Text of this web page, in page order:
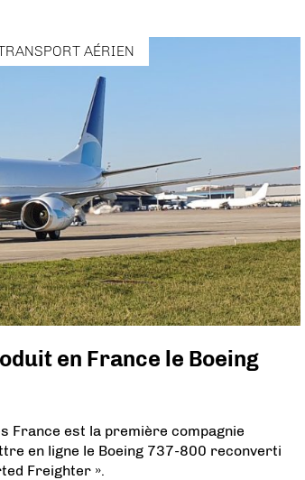
AÉRIEN
en France le Boeing
France est la première compagnie
en ligne le Boeing 737-800 reconverti
Freighter ».